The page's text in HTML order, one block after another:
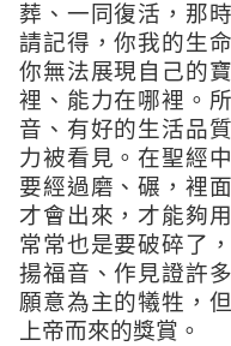
葬、一同復活，那
請記得，你我的生
你無法展現自己的
裡、能力在哪裡。
音、有好的生活品
力被看見。在聖經
要經過磨、碾，裡
才會出來，才能夠
常常也是要破碎了
揚福音、作見證許
願意為主的犧牲，
上帝而來的獎賞。